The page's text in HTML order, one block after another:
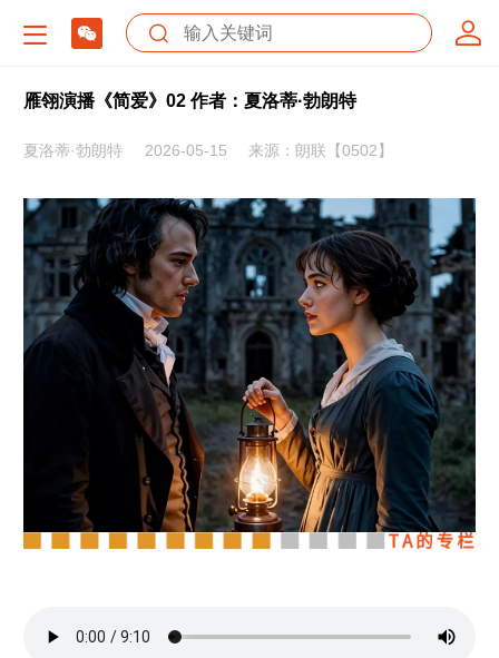
雁翎演播《简爱》02 作者：夏洛蒂·勃朗特
夏洛蒂·勃朗特 2026-05-15 来源：朗联【0502】